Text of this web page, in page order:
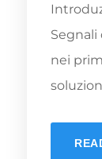
Segnali
nei